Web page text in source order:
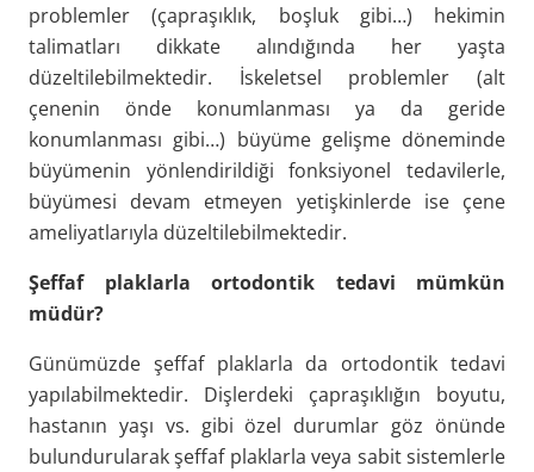
problemler (çapraşıklık, boşluk gibi…) hekimin
talimatları dikkate alındığında her yaşta
düzeltilebilmektedir. İskeletsel problemler (alt
çenenin önde konumlanması ya da geride
konumlanması gibi…) büyüme gelişme döneminde
büyümenin yönlendirildiği fonksiyonel tedavilerle,
büyümesi devam etmeyen yetişkinlerde ise çene
ameliyatlarıyla düzeltilebilmektedir.
Şeffaf plaklarla ortodontik tedavi mümkün
müdür?
Günümüzde şeffaf plaklarla da ortodontik tedavi
yapılabilmektedir. Dişlerdeki çapraşıklığın boyutu,
hastanın yaşı vs. gibi özel durumlar göz önünde
bulundurularak şeffaf plaklarla veya sabit sistemlerle